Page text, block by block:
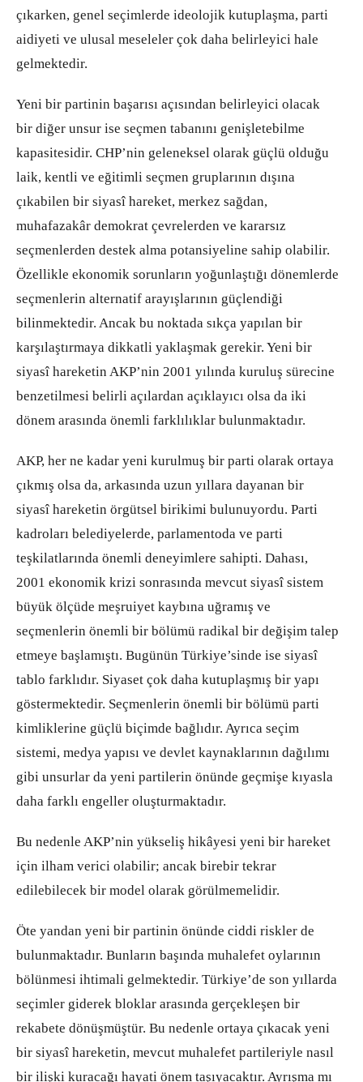
çıkarken, genel seçimlerde ideolojik kutuplaşma, parti
aidiyeti ve ulusal meseleler çok daha belirleyici hale
gelmektedir.
Yeni bir partinin başarısı açısından belirleyici olacak
bir diğer unsur ise seçmen tabanını genişletebilme
kapasitesidir. CHP’nin geleneksel olarak güçlü olduğu
laik, kentli ve eğitimli seçmen gruplarının dışına
çıkabilen bir siyasî hareket, merkez sağdan,
muhafazakâr demokrat çevrelerden ve kararsız
seçmenlerden destek alma potansiyeline sahip olabilir.
Özellikle ekonomik sorunların yoğunlaştığı dönemlerde
seçmenlerin alternatif arayışlarının güçlendiği
bilinmektedir. Ancak bu noktada sıkça yapılan bir
karşılaştırmaya dikkatli yaklaşmak gerekir. Yeni bir
siyasî hareketin AKP’nin 2001 yılında kuruluş sürecine
benzetilmesi belirli açılardan açıklayıcı olsa da iki
dönem arasında önemli farklılıklar bulunmaktadır.
AKP, her ne kadar yeni kurulmuş bir parti olarak ortaya
çıkmış olsa da, arkasında uzun yıllara dayanan bir
siyasî hareketin örgütsel birikimi bulunuyordu. Parti
kadroları belediyelerde, parlamentoda ve parti
teşkilatlarında önemli deneyimlere sahipti. Dahası,
2001 ekonomik krizi sonrasında mevcut siyasî sistem
büyük ölçüde meşruiyet kaybına uğramış ve
seçmenlerin önemli bir bölümü radikal bir değişim talep
etmeye başlamıştı. Bugünün Türkiye’sinde ise siyasî
tablo farklıdır. Siyaset çok daha kutuplaşmış bir yapı
göstermektedir. Seçmenlerin önemli bir bölümü parti
kimliklerine güçlü biçimde bağlıdır. Ayrıca seçim
sistemi, medya yapısı ve devlet kaynaklarının dağılımı
gibi unsurlar da yeni partilerin önünde geçmişe kıyasla
daha farklı engeller oluşturmaktadır.
Bu nedenle AKP’nin yükseliş hikâyesi yeni bir hareket
için ilham verici olabilir; ancak birebir tekrar
edilebilecek bir model olarak görülmemelidir.
Öte yandan yeni bir partinin önünde ciddi riskler de
bulunmaktadır. Bunların başında muhalefet oylarının
bölünmesi ihtimali gelmektedir. Türkiye’de son yıllarda
seçimler giderek bloklar arasında gerçekleşen bir
rekabete dönüşmüştür. Bu nedenle ortaya çıkacak yeni
bir siyasî hareketin, mevcut muhalefet partileriyle nasıl
bir ilişki kuracağı hayati önem taşıyacaktır. Ayrışma mı